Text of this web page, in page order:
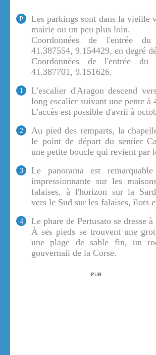
P
Les parkings sont dans la vieille
mairie ou un peu plus loin.
Coordonnées de l'entrée
41.387554, 9.154429, en degré
Coordonnées de l'entrée
41.387701, 9.151626.
1
L'escalier d'Aragon descend
long escalier suivant une pente à
L'accès est possible d'avril à
2
Au pied des remparts, la
le point de départ du sentier
une petite boucle qui revient par
3
Le panorama est
impressionnante sur les
falaises, à l'horizon sur la
vers le Sud sur les falaises, îlots
4
Le phare de Pertusato se dresse
À ses pieds se trouvent une
une plage de sable fin, un
gouvernail de la Corse.